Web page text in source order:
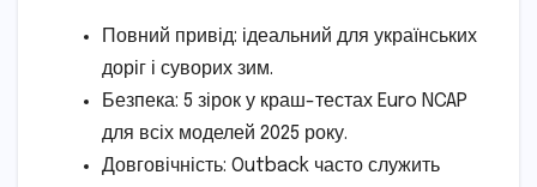
Повний привід: ідеальний для українських
доріг і суворих зим.
Безпека: 5 зірок у краш-тестах Euro NCAP
для всіх моделей 2025 року.
Довговічність: Outback часто служить